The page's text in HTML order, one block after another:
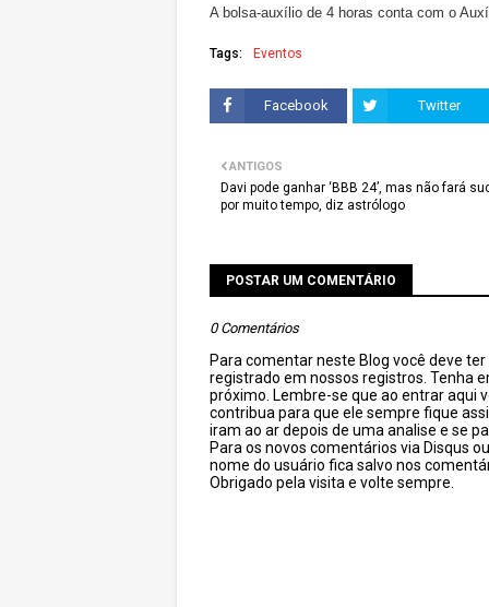
A bolsa-auxílio de 4 horas conta com o
Tags: Eventos
Facebook Twitter
ANTIGOS
Davi pode ganhar ‘BBB 24’, mas não fará
por muito tempo, diz astrólogo
POSTAR UM COMENTÁRIO
0 Comentários
Para comentar neste Blog você deve
registrado em nossos registros. Tenha
próximo. Lembre-se que ao entrar aqui
contribua para que ele sempre fique
iram ao ar depois de uma analise e se
Para os novos comentários via Disqus
nome do usuário fica salvo nos
Obrigado pela visita e volte sempre.